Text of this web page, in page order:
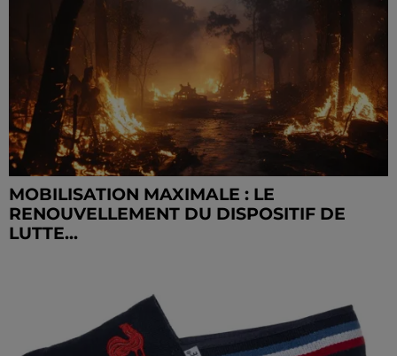
MOBILISATION MAXIMALE : LE
RENOUVELLEMENT DU DISPOSITIF DE
LUTTE...